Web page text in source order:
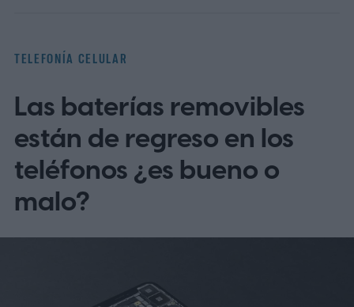
TELEFONÍA CELULAR
Las baterías removibles
están de regreso en los
teléfonos ¿es bueno o
malo?